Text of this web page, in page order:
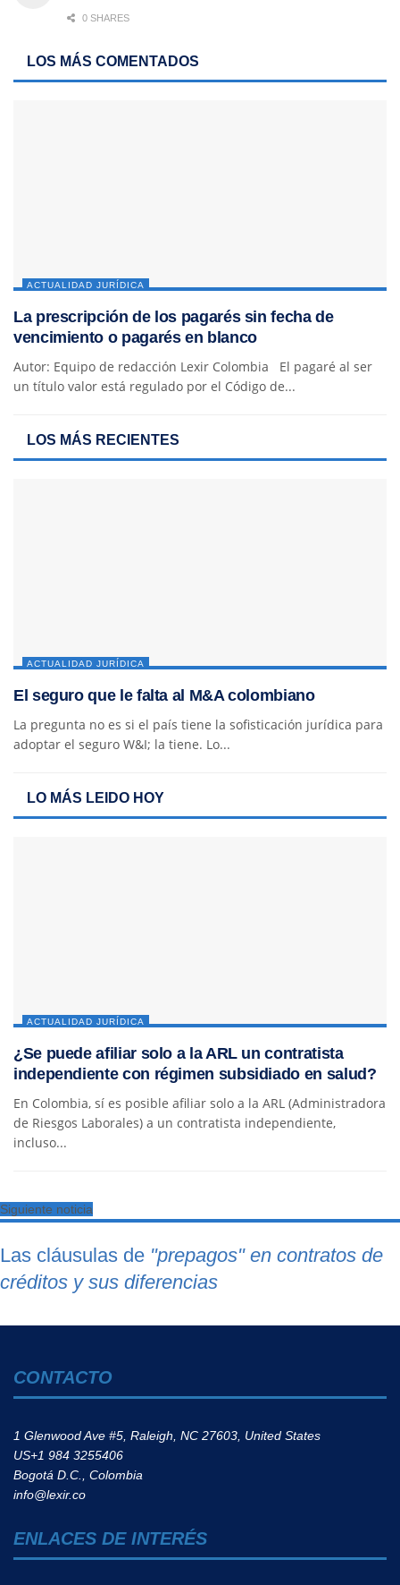
0 SHARES
LOS MÁS COMENTADOS
ACTUALIDAD JURÍDICA
La prescripción de los pagarés sin fecha de
vencimiento o pagarés en blanco
Autor: Equipo de redacción Lexir Colombia El pagaré al ser
un título valor está regulado por el Código de...
LOS MÁS RECIENTES
ACTUALIDAD JURÍDICA
El seguro que le falta al M&A colombiano
La pregunta no es si el país tiene la sofisticación jurídica para
adoptar el seguro W&I; la tiene. Lo...
LO MÁS LEIDO HOY
ACTUALIDAD JURÍDICA
¿Se puede afiliar solo a la ARL un contratista
independiente con régimen subsidiado en salud?
En Colombia, sí es posible afiliar solo a la ARL (Administradora
de Riesgos Laborales) a un contratista independiente,
incluso...
Siguiente noticia
Las cláusulas de "prepagos"en contratos de
créditos y sus diferencias
CONTACTO
1 Glenwood Ave #5, Raleigh, NC 27603, United States
US+1 984 3255406
Bogotá D.C., Colombia
info@lexir.co
ENLACES DE INTERÉS